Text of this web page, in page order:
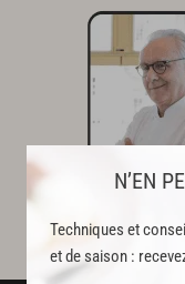
N’EN
Techniques et
et de saison :